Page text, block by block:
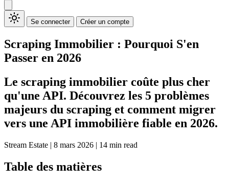
Se connecter Créer un compte
Scraping Immobilier : Pourquoi S'en
Passer en 2026
Le scraping immobilier coûte plus cher
qu'une API. Découvrez les 5 problèmes
majeurs du scraping et comment migrer
vers une API immobilière fiable en 2026.
Stream Estate | 8 mars 2026 | 14 min read
Table des matières